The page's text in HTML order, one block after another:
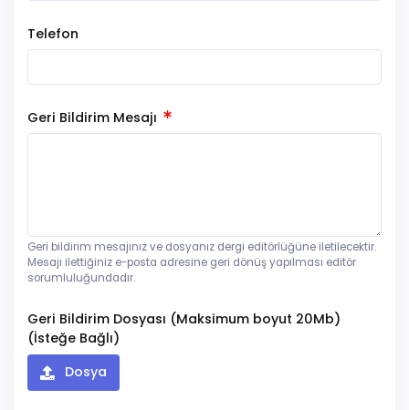
Telefon
Geri Bildirim Mesajı
Geri bildirim mesajınız ve dosyanız dergi editörlüğüne iletilecektir.
Mesajı ilettiğiniz e-posta adresine geri dönüş yapılması editör
sorumluluğundadır.
Geri Bildirim Dosyası (Maksimum boyut 20Mb)
(İsteğe Bağlı)
Dosya